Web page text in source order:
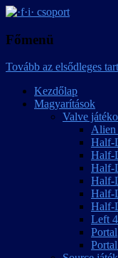
·f·i· csoport
Főmenü
Tovább az elsődleges
Kezdőlap
Magyarítások
Valve
Alien
Half-
Half-
Half-
Half-
Half-
Half-
Left
Portal